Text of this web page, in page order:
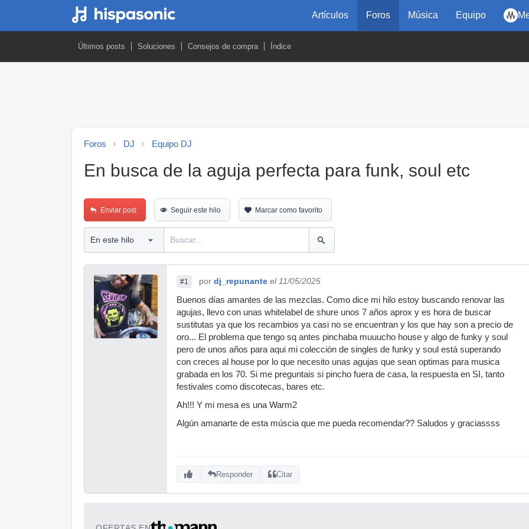
Artículos Foros Música Equipo
Últimos posts Soluciones Consejos de compra Índice
Foros DJ Equipo DJ
En busca de la aguja perfecta para funk, soul etc
Enviar post Seguir este hilo Marcar como favorito
#1 por dj_repunante el 11/05/2025
Buenos días amantes de las mezclas. Como dice mi hilo estoy buscando renovar las
agujas, llevo con unas whitelabel de shure unos 7 años aprox y es hora de buscar
sustitutas ya que los recambios ya casi no se encuentran y los que hay son a precio de
oro... El problema que tengo sq antes pinchaba muuucho house y algo de funky y soul
pero de unos años para aqui mi colección de singles de funky y soul está superando
con creces al house por lo que necesito unas agujas que sean optimas para musica
grabada en los 70. Si me preguntais si pincho fuera de casa, la respuesta en SI, tanto
festivales como discotecas, bares etc.
Ah!!! Y mi mesa es una Warm2
Algún amanarte de esta múscia que me pueda recomendar?? Saludos y graciassss
Responder Citar